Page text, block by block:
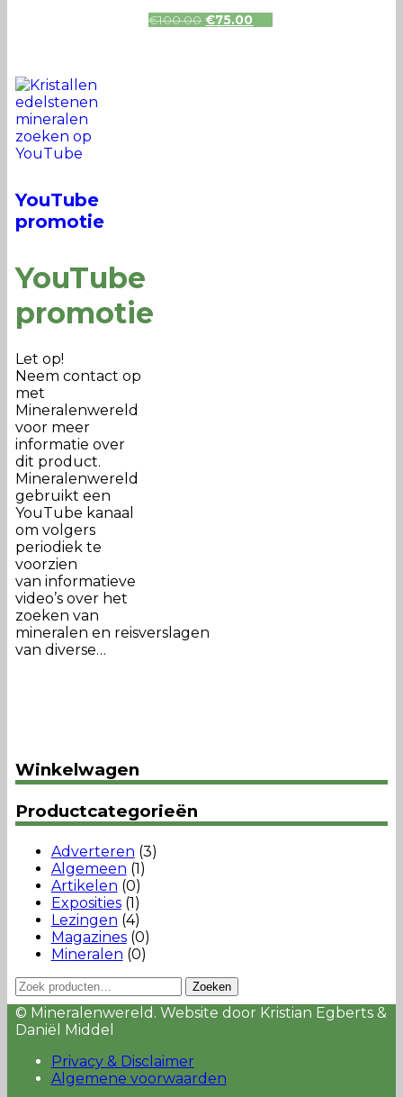
€100.00 Oorspronkelijke
€75.00
YouTube
promotie
YouTube
promotie
Let op!
Neem contact op
met
Mineralenwereld
voor meer
informatie over
dit product.
Mineralenwereld
gebruikt een
YouTube kanaal
om volgers
periodiek te
voorzien
van informatieve
video’s over het
zoeken van
mineralen en reisverslagen
van diverse…
Winkelwagen
Productcategorieën
Adverteren (3)
Algemeen (1)
Artikelen (0)
Exposities (1)
Lezingen (4)
Magazines (0)
Mineralen (0)
Zoeken
naar:
Zoeken
© Mineralenwereld. Website door Kristian Egberts &
Daniël Middel
Privacy & Disclaimer
Algemene voorwaarden